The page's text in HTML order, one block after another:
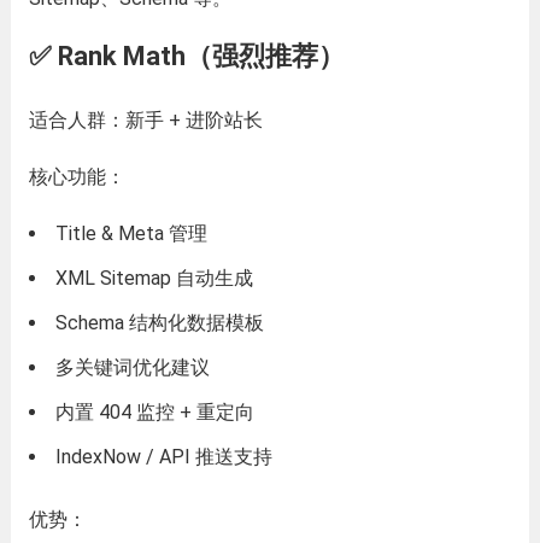
✅ Rank Math（强烈推荐）
适合人群：新手 + 进阶站长
核心功能：
Title & Meta 管理
XML Sitemap 自动生成
Schema 结构化数据模板
多关键词优化建议
内置 404 监控 + 重定向
IndexNow / API 推送支持
优势：